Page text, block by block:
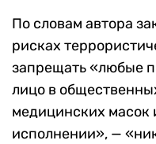
По словам автора
рисках
запрещать «любые
лицо в
медицинских
исполнении», —